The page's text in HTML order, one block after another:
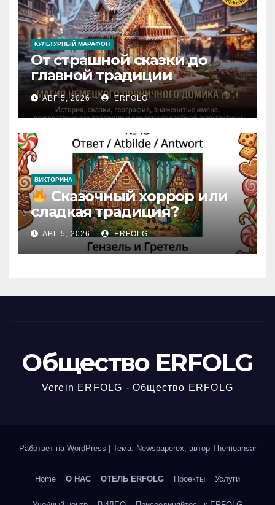
КУЛЬТУРНЫЙ МАРАФОН
От страшной сказки до
главной традиции
Рождества: секреты
немецкого пряничного
домика!
АВГ 5, 2026 ERFOLG
ВИКТОРИНА
Сказочный хоррор или
сладкая традиция?
Открываем секреты
вчерашней викторины!
АВГ 5, 2026 ERFOLG
Общество ERFOLG
Verein ERFOLG - Общество ERFOLG
Работает на WordPress Тема: Newspaperex, автор Themeansar
Home О НАС ОТЕЛЬ ERFOLG Проекты Услуги